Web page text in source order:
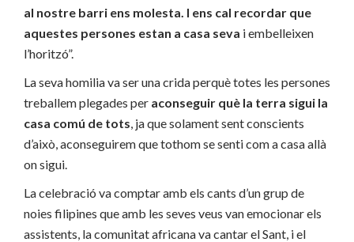
al nostre barri ens molesta. I ens cal recordar que
aquestes persones estan a casa seva i embelleixen
l’horitzó”.
La seva homilia va ser una crida perquè totes les persones
treballem plegades per aconseguir què la terra sigui la
casa comú de tots, ja que solament sent conscients
d’això, aconseguirem que tothom se senti com a casa allà
on sigui.
La celebració va comptar amb els cants d’un grup de
noies filipines que amb les seves veus van emocionar els
assistents, la comunitat africana va cantar el Sant, i el